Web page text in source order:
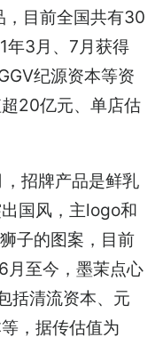
目前全国共有30
年3月、7月获得
纪源资本等资
20亿元、单店估
招牌产品是鲜乳
国风，主logo和
子的图案，目前
至今，墨茉点心
括清流资本、元
，据传估值为